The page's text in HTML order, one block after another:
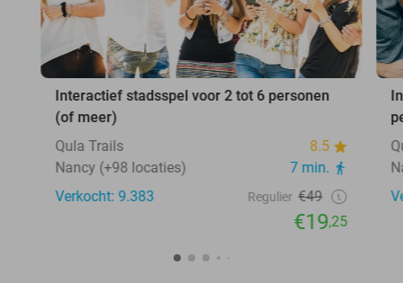
Interactief stadsspel voor 2 tot 6 personen
(of meer)
Qula Trails
8.5
Nancy (+98 locaties)
7 min.
Verkocht: 9.383
Regulier €49
€19,25